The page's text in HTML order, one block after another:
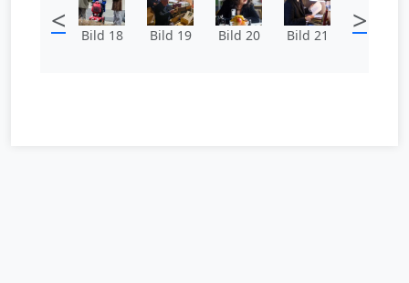
< Bild 18 Bild 19 Bild 20 Bild 21 >